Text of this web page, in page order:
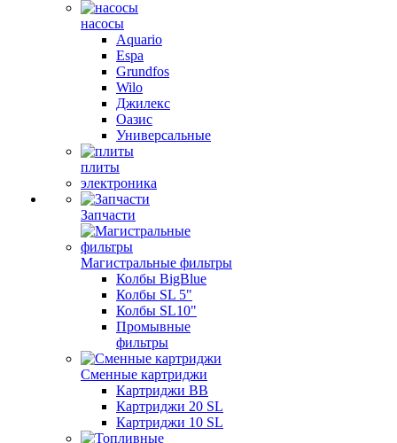
насосы
Aquario
Espa
Grundfos
Wilo
Джилекс
Оазис
Универсальные
плиты
электроника
Запчасти
Магистральные фильтры
Колбы BigBlue
Колбы SL 5"
Колбы SL10"
Промывные
фильтры
Сменные картриджи
Картриджи BB
Картриджи 20 SL
Картриджи 10 SL